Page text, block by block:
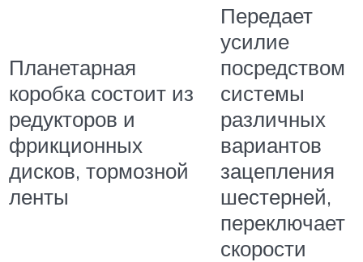
Планетарная
коробка состоит из
редукторов и
фрикционных
дисков, тормозной
ленты
Передает
усилие
посредством
системы
различных
вариантов
зацепления
шестерней,
переключает
скорости